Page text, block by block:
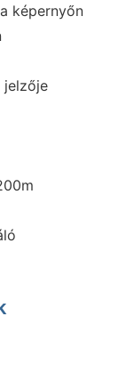
képernyőn